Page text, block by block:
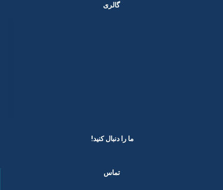
گالری
ما را دنبال کنید! ​
تماس